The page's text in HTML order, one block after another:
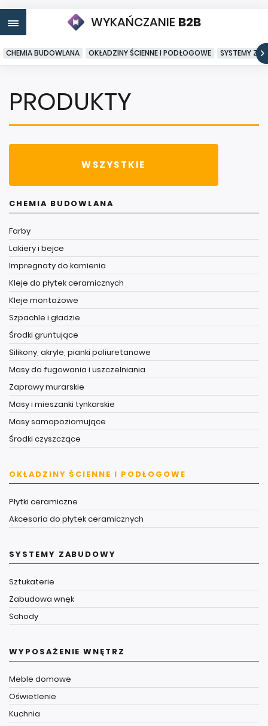
WYKAŃCZANIE B2B
CHEMIA BUDOWLANA OKŁADZINY ŚCIENNE I PODŁOGOWE SYSTEMY
PRODUKTY
WSZYSTKIE
CHEMIA BUDOWLANA
Farby
Lakiery i bejce
Impregnaty do kamienia
Kleje do płytek ceramicznych
Kleje montażowe
Szpachle i gładzie
Środki gruntujące
Silikony, akryle, pianki poliuretanowe
Masy do fugowania i uszczelniania
Zaprawy murarskie
Masy i mieszanki tynkarskie
Masy samopoziomujące
Środki czyszczące
OKŁADZINY ŚCIENNE I PODŁOGOWE
Płytki ceramiczne
Akcesoria do płytek ceramicznych
SYSTEMY ZABUDOWY
Sztukaterie
Zabudowa wnęk
Schody
WYPOSAŻENIE WNĘTRZ
Meble domowe
Oświetlenie
Kuchnia